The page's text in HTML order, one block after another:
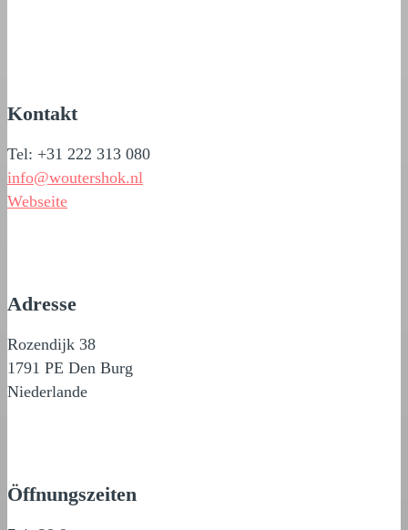
Kontakt
Tel: +31 222 313 080
info@woutershok.nl
Webseite
Adresse
Rozendijk 38
1791 PE Den Burg
Niederlande
Öffnungszeiten